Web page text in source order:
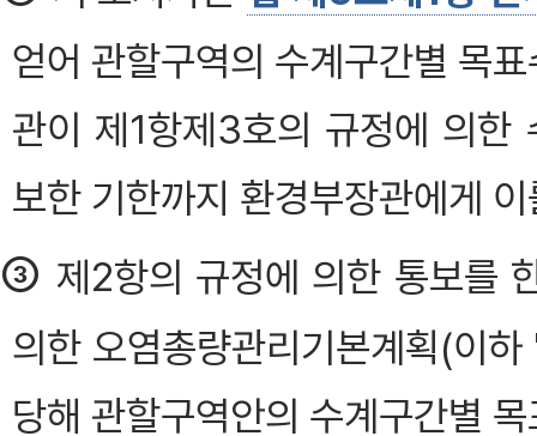
얻어 관할구역의 수계구간별 목
관이 제1항제3호의 규정에 의한
보한 기한까지 환경부장관에게
③ 제2항의 규정에 의한 통보를
의한 오염총량관리기본계획(이
당해 관할구역안의 수계구간별